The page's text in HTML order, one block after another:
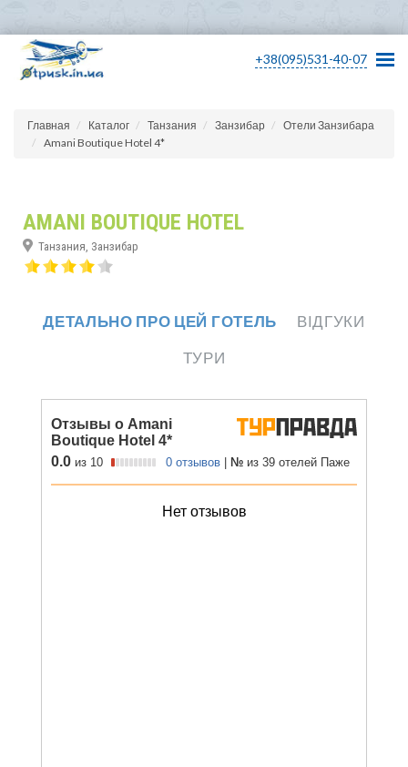
+38(095)531-40-07
Главная Каталог Танзания Занзибар
Отели Занзибара
Amani Boutique Hotel 4*
AMANI BOUTIQUE HOTEL
Танзания, Занзибар
ДЕТАЛЬНО ПРО ЦЕЙ ГОТЕЛЬ
ВІДГУКИ
ТУРИ